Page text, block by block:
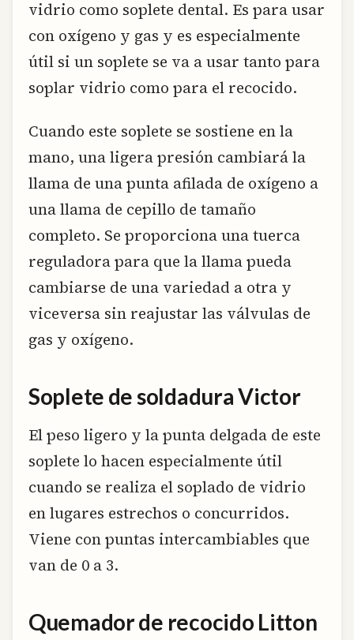
vidrio como soplete dental. Es para usar
con oxígeno y gas y es especialmente
útil si un soplete se va a usar tanto para
soplar vidrio como para el recocido.
Cuando este soplete se sostiene en la
mano, una ligera presión cambiará la
llama de una punta afilada de oxígeno a
una llama de cepillo de tamaño
completo. Se proporciona una tuerca
reguladora para que la llama pueda
cambiarse de una variedad a otra y
viceversa sin reajustar las válvulas de
gas y oxígeno.
Soplete de soldadura Victor
El peso ligero y la punta delgada de este
soplete lo hacen especialmente útil
cuando se realiza el soplado de vidrio
en lugares estrechos o concurridos.
Viene con puntas intercambiables que
van de 0 a 3.
Quemador de recocido Litton